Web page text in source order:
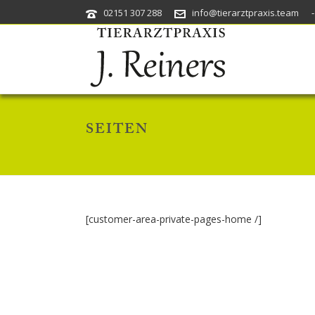
02151 307 288 info@tierarztpraxis.team
SEITEN
[customer-area-private-pages-home /]